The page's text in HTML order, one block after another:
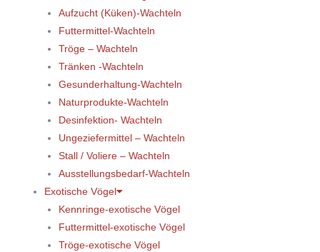
Aufzucht (Küken)-Wachteln
Futtermittel-Wachteln
Tröge – Wachteln
Tränken -Wachteln
Gesunderhaltung-Wachteln
Naturprodukte-Wachteln
Desinfektion- Wachteln
Ungeziefermittel – Wachteln
Stall / Voliere – Wachteln
Ausstellungsbedarf-Wachteln
Exotische Vögel
Kennringe-exotische Vögel
Futtermittel-exotische Vögel
Tröge-exotische Vögel